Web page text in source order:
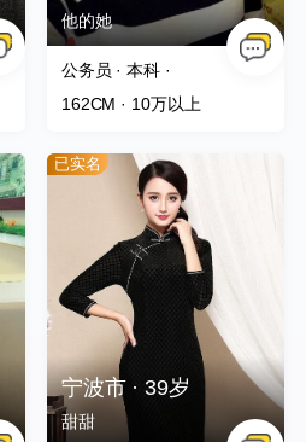
他的她
公务员 · 本科 ·
162CM · 10万以上
已实名
宁波市 · 39岁
甜甜